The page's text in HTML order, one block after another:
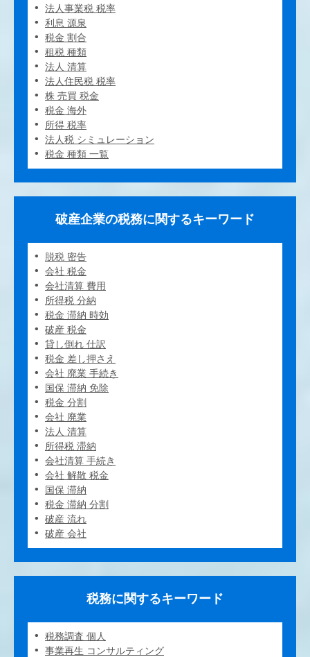
法人事業税 税率
利息 源泉
税金 割合
租税 種類
法人 清算
法人住民税 税率
株 売買 税金
税金 海外
所得 税率
法人税 シミュレーション
税金 種類 一覧
破産企業の税務に関するキーワード
脱税 密告
会社 税金
会社清算 費用
所得税 分納
税金 滞納 時効
破産 税金
貸し倒れ 仕訳
税金 差し押さえ
会社 廃業 手続き
国保 滞納 免除
税金 分割
会社 廃業
法人 清算
所得税 滞納
会社清算 手続き
会社 解散 税金
国保 滞納
税金 滞納 分割
破産 流れ
破産 会社
税務に関するキーワード
税務調査 個人
事業再生 コンサルティング